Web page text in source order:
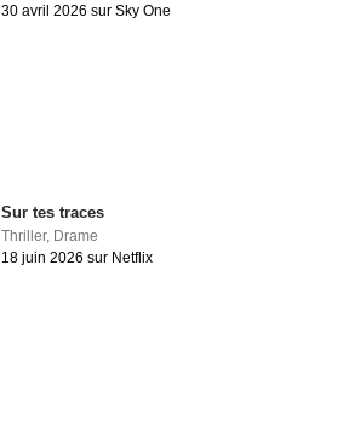
30 avril 2026 sur Sky One
Sur tes traces
Thriller, Drame
18 juin 2026 sur Netflix